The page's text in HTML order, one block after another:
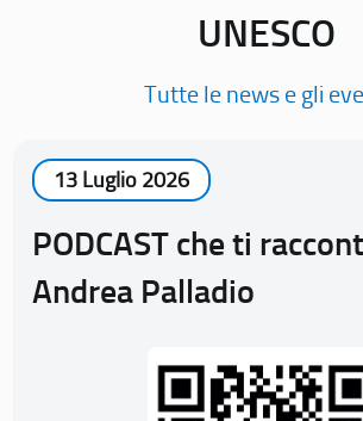
UNESCO
Tutte le news e gli
13 Luglio 2026
PODCAST che ti
Andrea Palladio